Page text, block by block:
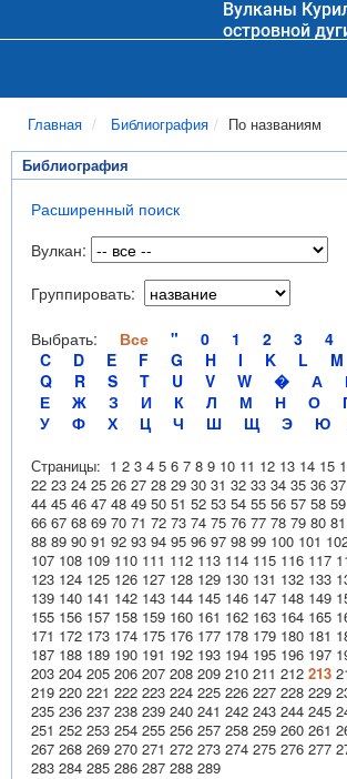
Вулканы
островной
Главная Библиография По названиям
Библиография
Расширенный поиск
Вулкан:
Группировать:
Выбрать: Все " 0 1 2 3 4
C
D E F G H I K L M
Q
R S T U V W � А
Е
Ж З И К Л М Н О
У
Ф Х Ц Ч Ш Щ Э Ю
Страницы: 1 2 3 4 5 6 7 8 9 10 11 12 13 14 15
22 23 24 25 26 27 28 29 30 31 32 33 34 35 36 37
44 45 46 47 48 49 50 51 52 53 54 55 56 57 58 59
66 67 68 69 70 71 72 73 74 75 76 77 78 79 80 81
88 89 90 91 92 93 94 95 96 97 98 99 100 101
107 108 109 110 111 112 113 114 115 116 117
123 124 125 126 127 128 129 130 131 132 133
139 140 141 142 143 144 145 146 147 148 149
155 156 157 158 159 160 161 162 163 164 165
171 172 173 174 175 176 177 178 179 180 181
187 188 189 190 191 192 193 194 195 196 197
203 204 205 206 207 208 209 210 211 212 213
219 220 221 222 223 224 225 226 227 228 229
235 236 237 238 239 240 241 242 243 244 245
251 252 253 254 255 256 257 258 259 260 261
267 268 269 270 271 272 273 274 275 276 277
283 284 285 286 287 288 289